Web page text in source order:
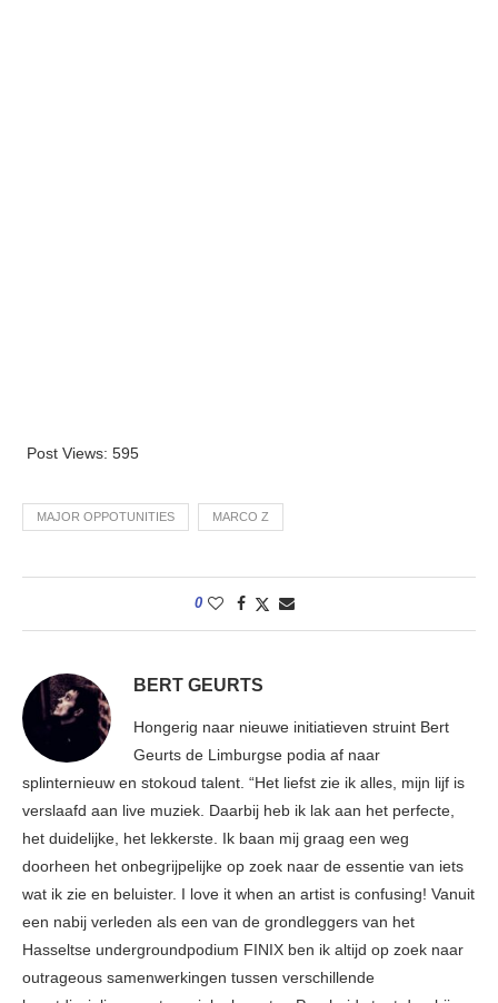
Post Views: 595
MAJOR OPPOTUNITIES MARCO Z
0
BERT GEURTS
Hongerig naar nieuwe initiatieven struint Bert
Geurts de Limburgse podia af naar
splinternieuw en stokoud talent. “Het liefst zie ik alles, mijn lijf is
verslaafd aan live muziek. Daarbij heb ik lak aan het perfecte,
het duidelijke, het lekkerste. Ik baan mij graag een weg
doorheen het onbegrijpelijke op zoek naar de essentie van iets
wat ik zie en beluister. I love it when an artist is confusing! Vanuit
een nabij verleden als een van de grondleggers van het
Hasseltse undergroundpodium FINIX ben ik altijd op zoek naar
outrageous samenwerkingen tussen verschillende